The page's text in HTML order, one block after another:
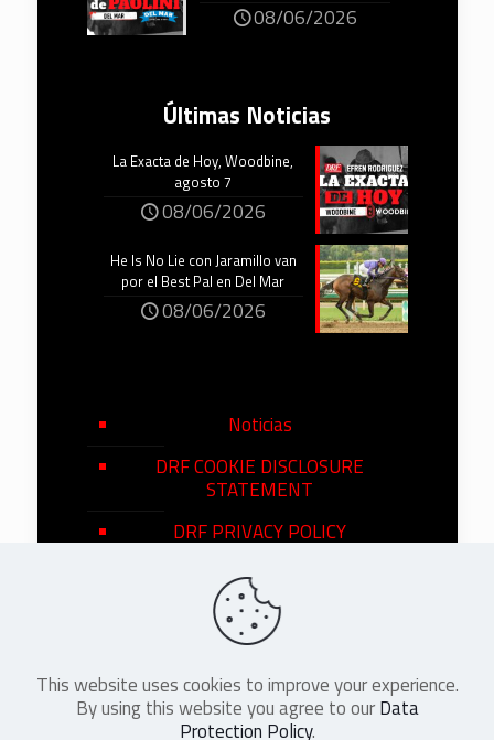
08/06/2026
Últimas Noticias
La Exacta de Hoy, Woodbine,
agosto 7
08/06/2026
He Is No Lie con Jaramillo van
por el Best Pal en Del Mar
08/06/2026
Noticias
DRF COOKIE DISCLOSURE
STATEMENT
DRF PRIVACY POLICY
©2026DRF en Español. All Rights
Reserved
This website uses cookies to improve your experience.
By using this website you agree to ourData
Protection Policy.